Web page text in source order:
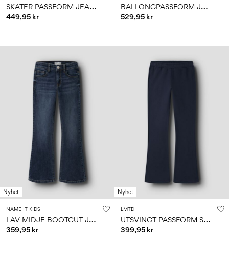
S
KATER PASSFORM JEANS
449,95 kr
B
ALLONGPASSFORM JEANS
529,95 kr
Nyhet
NAME IT KIDS
L
AV MIDJE BOOTCUT JEANS
359,95 kr
Nyhet
LMTD
U
TSVINGT PASSFORM SWEATBUKSER
399,95 kr